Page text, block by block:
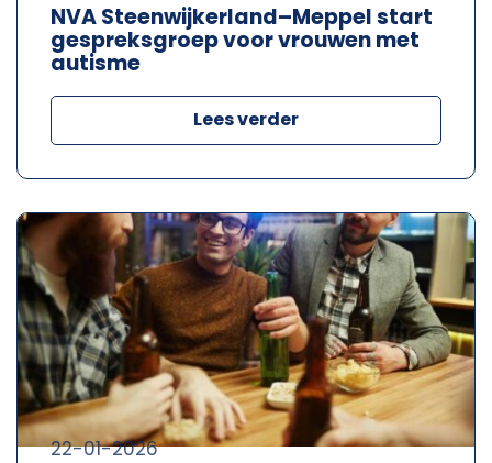
NVA Steenwijkerland–Meppel start
gespreksgroep voor vrouwen met
autisme
Lees verder
22-01-2026